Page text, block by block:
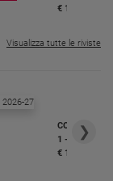
€ 16,99
Visualizza tutte le riviste
COLLANA
1 - 2
€ 18,50
❯